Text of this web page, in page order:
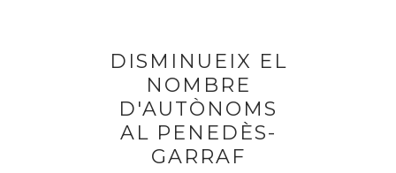
DISMINUEIX EL
NOMBRE
D'AUTÒNOMS
AL PENEDÈS-
GARRAF